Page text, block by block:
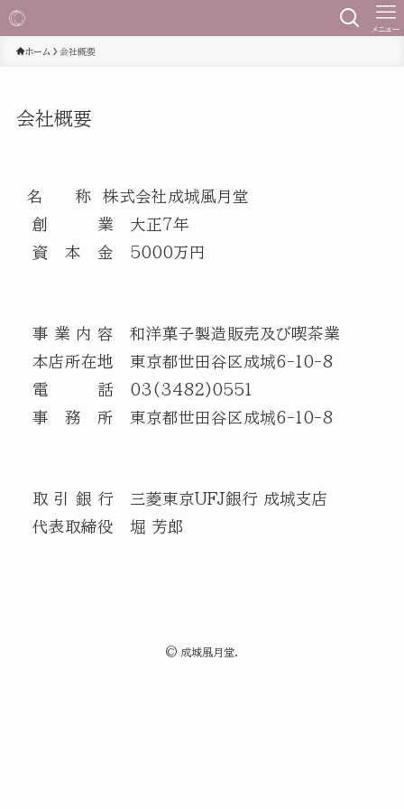
メニュー
ホーム 会社概要
会社概要
名 称 株式会社成城風月堂
創 業 大正7年
資 本 金 5000万円
事 業 内 容 和洋菓子製造販売及び喫茶業
本店所在地 東京都世田谷区成城6-10-8
電 話 03(3482)0551
事 務 所 東京都世田谷区成城6-10-8
取 引 銀 行 三菱東京UFJ銀行 成城支店
代表取締役 堀 芳郎
© 成城風月堂.